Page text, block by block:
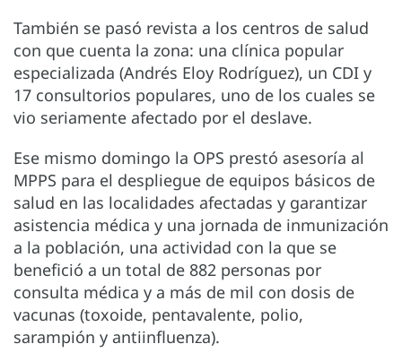
También se pasó revista a los centros de salud
con que cuenta la zona: una clínica popular
especializada (Andrés Eloy Rodríguez), un CDI y
17 consultorios populares, uno de los cuales se
vio seriamente afectado por el deslave.
Ese mismo domingo la OPS prestó asesoría al
MPPS para el despliegue de equipos básicos de
salud en las localidades afectadas y garantizar
asistencia médica y una jornada de inmunización
a la población, una actividad con la que se
benefició a un total de 882 personas por
consulta médica y a más de mil con dosis de
vacunas (toxoide, pentavalente, polio,
sarampión y antiinfluenza).